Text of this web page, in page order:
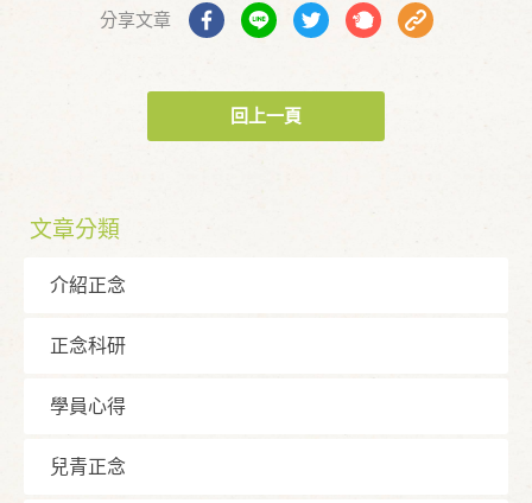
分享文章
回上一頁
文章分類
介紹正念
正念科研
學員⼼得
兒青正念